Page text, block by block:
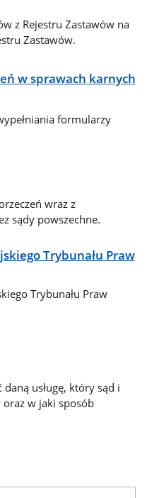
z Rejestru Zastawów na
Zastawów.
w sprawach karnych
formularzy
wraz z
sądy powszechne.
Trybunału Praw
Trybunału Praw
usługę, który sąd i
oraz w jaki sposób